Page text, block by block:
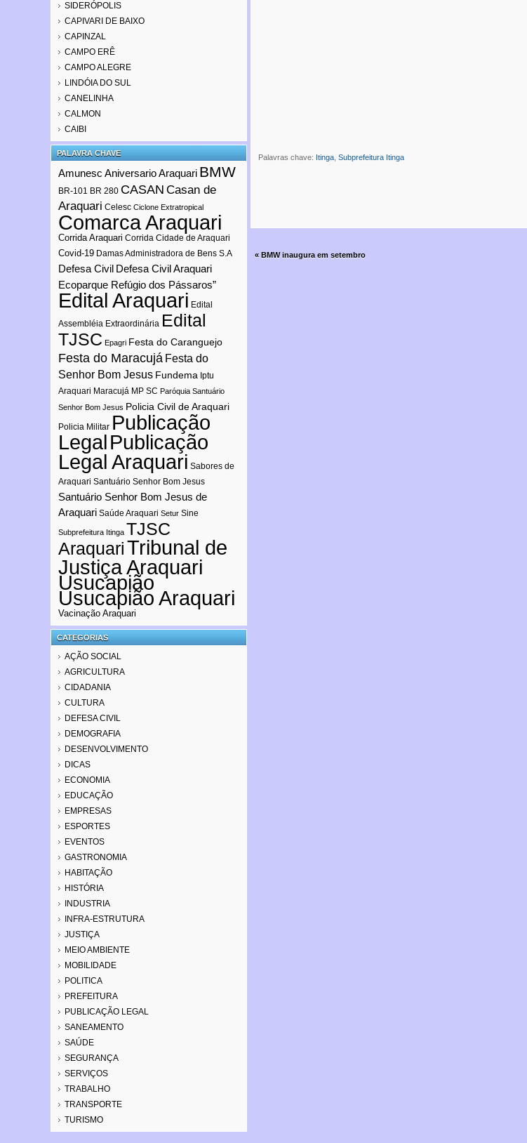
SIDERÓPOLIS
CAPIVARI DE BAIXO
CAPINZAL
CAMPO ERÊ
CAMPO ALEGRE
LINDÓIA DO SUL
CANELINHA
CALMON
CAIBI
PALAVRA CHAVE
Amunesc Aniversario Araquari BMW
BR-101 BR 280 CASAN Casan de
Araquari Celesc Ciclone Extratropical
Comarca Araquari
Corrida Araquari Corrida Cidade de Araquari
Covid-19 Damas Administradora de Bens S.A
Defesa Civil Defesa Civil Araquari
Ecoparque Refúgio dos Pássaros”
Edital Araquari Edital
Assembléia Extraordinária Edital
TJSC Epagri Festa do Caranguejo
Festa do Maracujá Festa do
Senhor Bom Jesus Fundema Iptu
Araquari Maracujá MP SC Paróquia Santuário
Senhor Bom Jesus Policia Civil de Araquari
Policia Militar Publicação
LegalPublicação
Legal Araquari Sabores de
Araquari Santuário Senhor Bom Jesus
Santuário Senhor Bom Jesus de
Araquari Saúde Araquari Setur Sine
Subprefeitura Itinga TJSC
AraquariTribunal de
Justiça Araquari
Usucapião
Usucapião Araquari
Vacinação Araquari
CATEGORIAS
AÇÃO SOCIAL
AGRICULTURA
CIDADANIA
CULTURA
DEFESA CIVIL
DEMOGRAFIA
DESENVOLVIMENTO
DICAS
ECONOMIA
EDUCAÇÃO
EMPRESAS
ESPORTES
EVENTOS
GASTRONOMIA
HABITAÇÃO
HISTÓRIA
INDUSTRIA
INFRA-ESTRUTURA
JUSTIÇA
MEIO AMBIENTE
MOBILIDADE
POLITICA
PREFEITURA
PUBLICAÇÃO LEGAL
SANEAMENTO
SAÚDE
SEGURANÇA
SERVIÇOS
TRABALHO
TRANSPORTE
TURISMO
Palavras chave: Itinga Subprefeitura Itinga
« BMW inaugura em setembro